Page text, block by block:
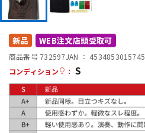
配信/ライブ機器
中古
新品 WEB注文店頭受取可
商品番号 732597JAN ： 4534853015745
コンディション
： S